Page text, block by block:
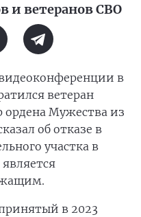
и ветеранов СВО
в
ветеран
ордена Мужества из
об отказе в
участка в
в 2023